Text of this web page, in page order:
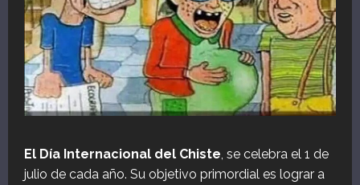
El Día Internacional del Chiste , se celebra el 1 de
julio de cada año. Su objetivo primordial es lograr a